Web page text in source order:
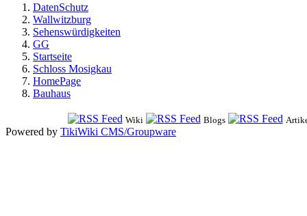
DatenSchutz
Wallwitzburg
Sehenswürdigkeiten
GG
Startseite
Schloss Mosigkau
HomePage
Bauhaus
Wiki Blogs
Powered by TikiWiki CMS/Groupware